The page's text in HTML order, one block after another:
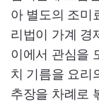
아 별도의 조미
리법이 가계 경
이에서 관심을
치 기름을 요리
추장을 차례로